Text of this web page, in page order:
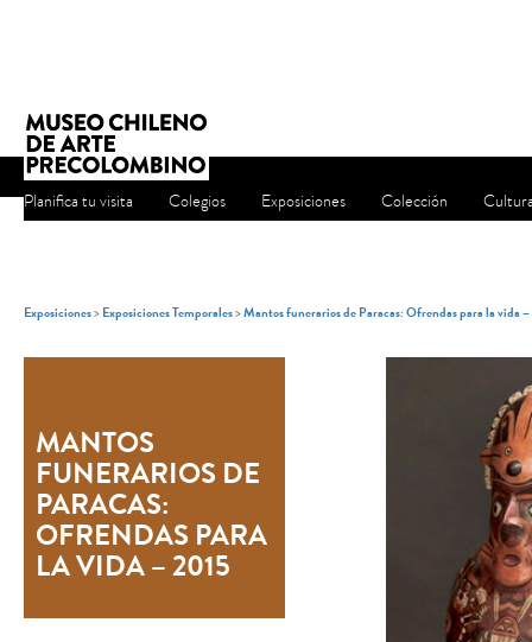
Planifica tu visita Colegios Exposiciones Colección
Exposiciones>Exposiciones Temporales>Mantos funerarios de Paracas: Ofrendas para la vida
MANTOS
FUNERARIOS DE
PARACAS:
OFRENDAS PARA
LA VIDA – 2015